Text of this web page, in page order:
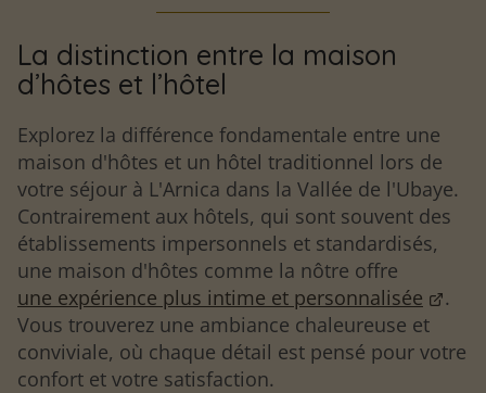
La distinction entre la maison
d’hôtes et l’hôtel
Explorez la différence fondamentale entre une
maison d'hôtes et un hôtel traditionnel lors de
votre séjour à L'Arnica dans la Vallée de l'Ubaye.
Contrairement aux hôtels, qui sont souvent des
établissements impersonnels et standardisés,
une maison d'hôtes comme la nôtre offre
une expérience plus intime et personnalisée
.
Vous trouverez une ambiance chaleureuse et
conviviale, où chaque détail est pensé pour votre
confort et votre satisfaction.